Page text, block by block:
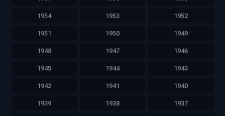
1954 1953 1952
1951 1950 1949
1948 1947 1946
1945 1944 1943
1942 1941 1940
1939 1938 1937